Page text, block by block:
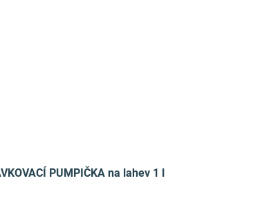
PUMPIČKA na lahev 1 l